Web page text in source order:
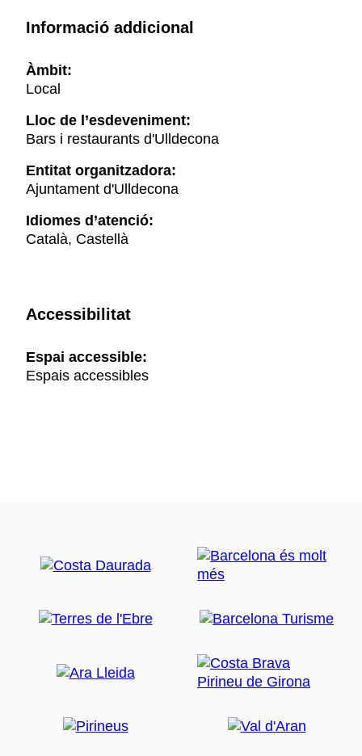
Informació addicional
Àmbit:
Local
Lloc de l’esdeveniment:
Bars i restaurants d'Ulldecona
Entitat organitzadora:
Ajuntament d'Ulldecona
Idiomes d’atenció:
Català, Castellà
Accessibilitat
Espai accessible:
Espais accessibles